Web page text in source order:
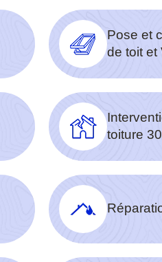
Pose et
de toit et
toiture 30